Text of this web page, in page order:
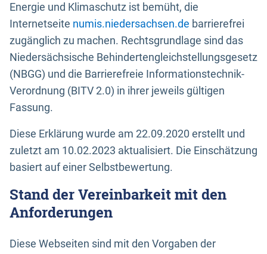
Energie und Klimaschutz ist bemüht, die
Internetseite numis.niedersachsen.de barrierefrei
zugänglich zu machen. Rechtsgrundlage sind das
Niedersächsische Behindertengleichstellungsgesetz
(NBGG) und die Barrierefreie Informationstechnik-
Verordnung (BITV 2.0) in ihrer jeweils gültigen
Fassung.
Diese Erklärung wurde am 22.09.2020 erstellt und
zuletzt am 10.02.2023 aktualisiert. Die Einschätzung
basiert auf einer Selbstbewertung.
Stand der Vereinbarkeit mit den
Anforderungen
Diese Webseiten sind mit den Vorgaben der